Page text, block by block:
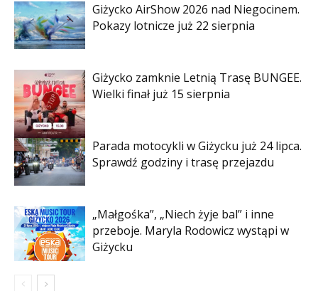
Giżycko AirShow 2026 nad Niegocinem.
Pokazy lotnicze już 22 sierpnia
Giżycko zamknie Letnią Trasę BUNGEE.
Wielki finał już 15 sierpnia
Parada motocykli w Giżycku już 24 lipca.
Sprawdź godziny i trasę przejazdu
„Małgośka”, „Niech żyje bal” i inne
przeboje. Maryla Rodowicz wystąpi w
Giżycku